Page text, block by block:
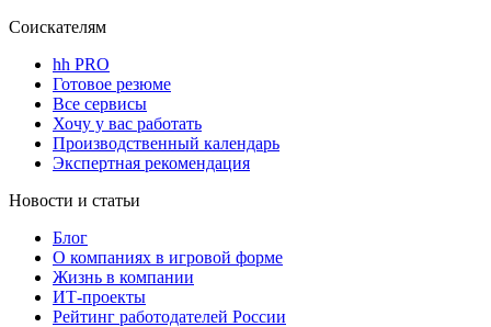
Соискателям
hh PRO
Готовое резюме
Все сервисы
Хочу у вас работать
Производственный календарь
Экспертная рекомендация
Новости и статьи
Блог
О компаниях в игровой форме
Жизнь в компании
ИТ-проекты
Рейтинг работодателей России